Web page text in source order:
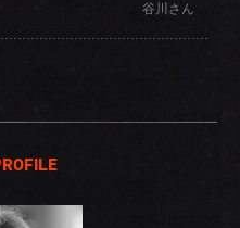
谷川さん